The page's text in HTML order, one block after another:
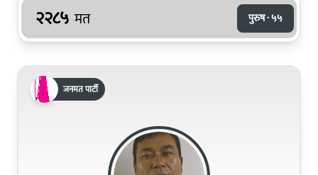
२२८५ मत पुरुष · ५५
जनमत पार्टी